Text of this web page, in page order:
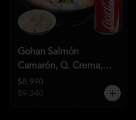
Gohan Salmón
Camarón, Q. Crema,
Bebida
$8.990
$9.340